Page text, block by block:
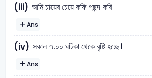
(iii) আমি চায়ের চেয়ে কফি পছন্দ করি
Ans
(iv) সকাল ৭.০০ ঘটিকা থেকে বৃষ্টি হচ্ছে।
Ans